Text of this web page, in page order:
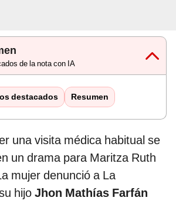
de la nota con IA
destacados Resumen
una visita médica habitual se
un drama para Maritza Ruth
mujer denunció a La
hijo Jhon Mathías Farfán